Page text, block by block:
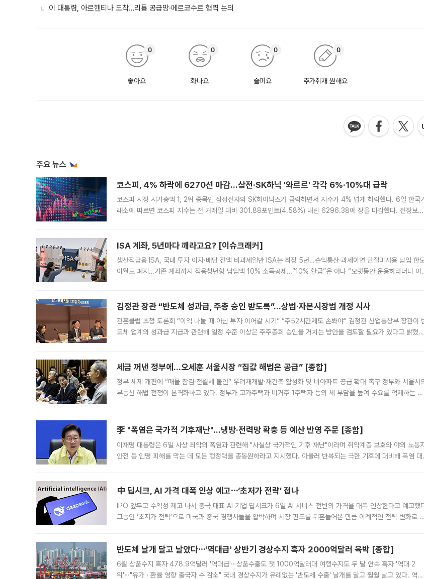
이 대통령, 아르헨티나 도착…리튬 공급망·메르코수르 협력 논의
좋아요
0
화나요
0
슬퍼요
0
추가취재 원해요
0
주요 뉴스
코스피, 4% 하락에 6270선 마감…삼전·SK하닉 '와르르' 각각 6%·10%대 급락
코스피 시장 시가총액 1, 2위 종목인 삼성전자와 SK하이닉스가 급락하면서 지수가 4% 넘게 하락했다. 6일 한국
래소에 따르면 코스피 지수는 전 거래일 대비 301.88포인트(4.58%) 내린 6296.38에 장을 마감했다. 전장보다
ISA 계좌, 5년마다 깨라고요? [이슈크래커]
생산적금융 ISA, 국내 투자 이자·배당 전액 비과세일반 ISA는 최장 5년…손익통산·과세이연 단절미사용 납입 한
이월도 폐지…기존 계좌까지 적용청년형 납입액 10% 소득공제…“10% 환급”은 아냐 “오랫동안 운용하라더니 이
김정관 장관 “반도체 성과급, 주총 승인 받도록”…상법·자본시장법 개정 시사
관훈클럽 초청 토론회 “이익 나눌 때 아닌 투자 이어갈 시기” “주52시간제도 손봐야” 김정관 산업통상부 장관이
도체 업계의 성과급 지급과 관련해 일정 수준 이상은 주주총회 승인을 거치는 방안을 검토할 필요가 있다고 밝혔다.
세금 꺼낸 정부에…오세훈 서울시장 “집값 해법은 공급” [종합]
정부 세제 개편에 “매물 잠김·전월세 불안” 우려재개발·재건축 활성화 및 비아파트 공급 확대 촉구 정부와 서울시
부동산 해법 전쟁이 본격화하고 있다. 정부가 고가주택과 비거주 1주택자 등의 세 부담을 높여 수요를 억제하는 카
李 "폭염은 국가적 기후재난"…냉방·전력망 확충 등 예산 반영 주문 [종합]
이재명 대통령은 6일 사상 최악의 폭염과 관련해 "사실상 국가적인 기후 재난"이라며 취약계층 보호와 야외 노동
안전 등 인명 피해를 막는 데 모든 행정력을 총동원하라고 지시했다. 아울러 반복되는 극한 기후에 대비해 폭염 대
中 딥시크, AI 가격 대폭 인상 예고⋯‘초저가 전략’ 접나
IPO 앞두고 수익성 제고 나서 중국 대표 AI 기업 딥시크가 6일 AI 서비스 전반의 가격을 대폭 인상한다고 예고했
그동안 ‘초저가 전략’으로 미국과 중국 경쟁사들을 압박하며 시장 판도를 뒤흔들어온 만큼 이례적인 전략 변화로 평
반도체 날개 달고 날았다⋯'역대급' 상반기 경상수지 흑자 2000억달러 육박 [종합]
6월 상품수지 흑자 478.9억달러 '역대급'⋯상품수출도 첫 1000억달러대 여행수지도 두 달 연속 흑자 '역대 2
위'⋯"유가ㆍ환율 영향 출국자 수 감소" 국내 경상수지가 유례없는 '반도체 수출' 날개를 달고 훨훨 날고 있다. 역대